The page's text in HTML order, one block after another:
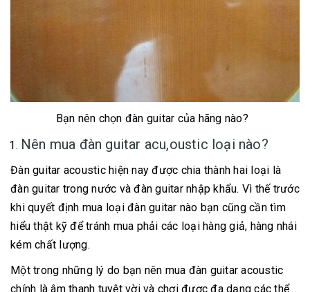
Bạn nên chọn đàn guitar của hãng nào?
Nên mua đàn guitar acu,oustic loại nào?
Đàn guitar acoustic hiện nay được chia thành hai loại là
đàn guitar trong nước và đàn guitar nhập khẩu. Vì thế trước
khi quyết định mua loại đàn guitar nào bạn cũng cần tìm
hiểu thật kỹ để tránh mua phải các loại hàng giả, hàng nhái
kém chất lượng.
Một trong những lý do bạn nên mua đàn guitar acoustic
chính là âm thanh tuyệt vời và chơi được đa dạng các thể